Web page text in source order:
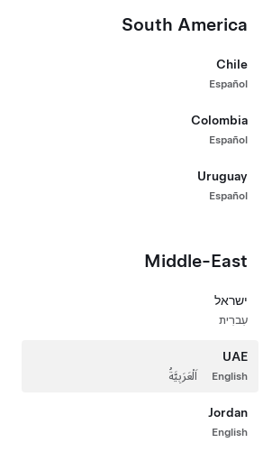
South America
Chile
Español
Colombia
Español
Uruguay
Español
Middle-East
ישראל
עִברִית
UAE
English اَلْعَرَبِيَّةُ
Jordan
English
الإلكتروني باستخدام ملفات
الارتباط ونُعالج البيانات من جهازك
وتخصيص محتوى الإعلان، وتحسين
عمليات نقل البيانات خارج الدولة التي
إعدادات ملفات تعريف الارتباط